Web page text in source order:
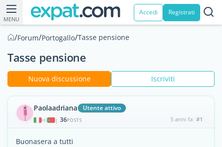
MENU
Accedi Registrati
/Forum/Portogallo/Tasse pensione
Tasse pensione
Nuova discussione Iscriviti
Paolaadriana Utente attivo
| 36POSTS 5 anni fa #1
Buonasera a tutti